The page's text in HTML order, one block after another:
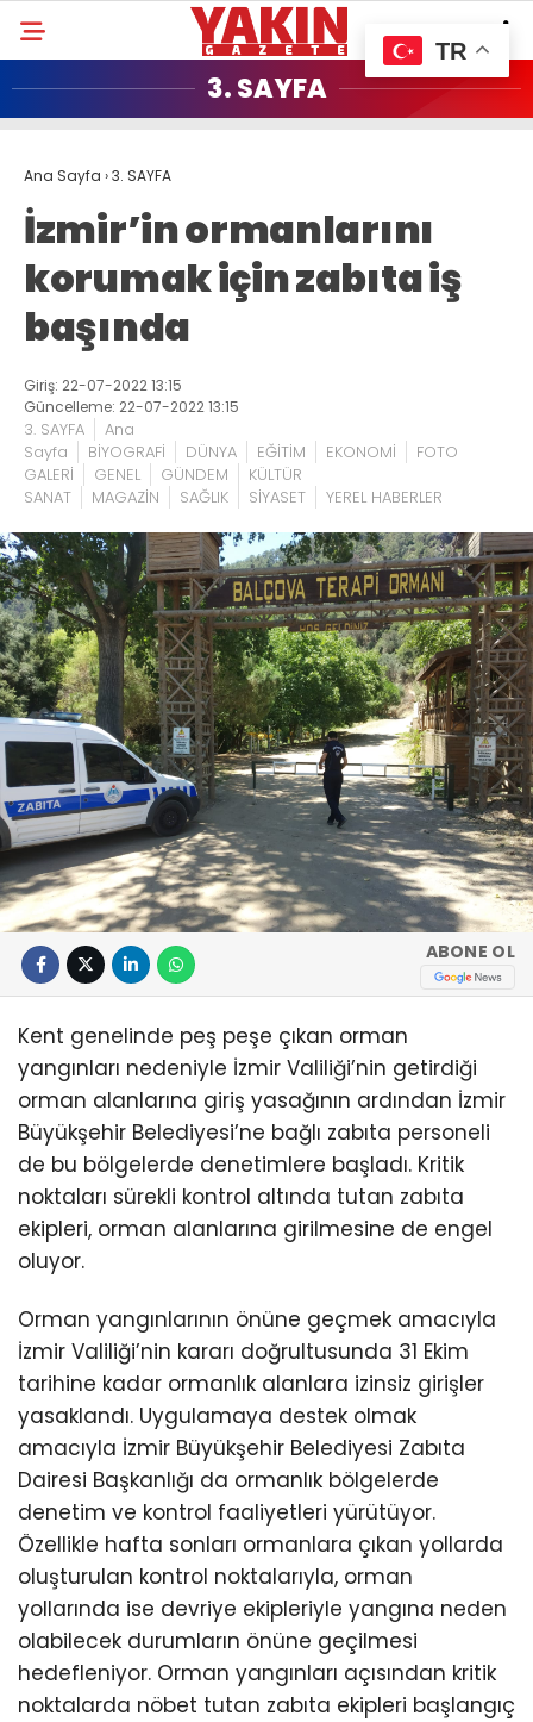
3. SAYFA
Ana Sayfa ›3. SAYFA
İzmir’in ormanlarını
korumak için zabıta iş
başında
Giriş: 22-07-2022 13:15
Güncelleme: 22-07-2022 13:15
3. SAYFA
Ana
Sayfa
BİYOGRAFİ DÜNYA EĞİTİM EKONOMİ
FOTO
GALERİ
GENEL GÜNDEM
KÜLTÜR
SANAT
MAGAZİN SAĞLIK SİYASET YEREL HABERLER
ABONE OL
Kent genelinde peş peşe çıkan orman
yangınları nedeniyle İzmir Valiliği’nin getirdiği
orman alanlarına giriş yasağının ardından İzmir
Büyükşehir Belediyesi’ne bağlı zabıta personeli
de bu bölgelerde denetimlere başladı. Kritik
noktaları sürekli kontrol altında tutan zabıta
ekipleri, orman alanlarına girilmesine de engel
oluyor.
Orman yangınlarının önüne geçmek amacıyla
İzmir Valiliği’nin kararı doğrultusunda 31 Ekim
tarihine kadar ormanlık alanlara izinsiz girişler
yasaklandı. Uygulamaya destek olmak
amacıyla İzmir Büyükşehir Belediyesi Zabıta
Dairesi Başkanlığı da ormanlık bölgelerde
denetim ve kontrol faaliyetleri yürütüyor.
Özellikle hafta sonları ormanlara çıkan yollarda
oluşturulan kontrol noktalarıyla, orman
yollarında ise devriye ekipleriyle yangına neden
olabilecek durumların önüne geçilmesi
hedefleniyor. Orman yangınları açısından kritik
noktalarda nöbet tutan zabıta ekipleri başlangıç
TR